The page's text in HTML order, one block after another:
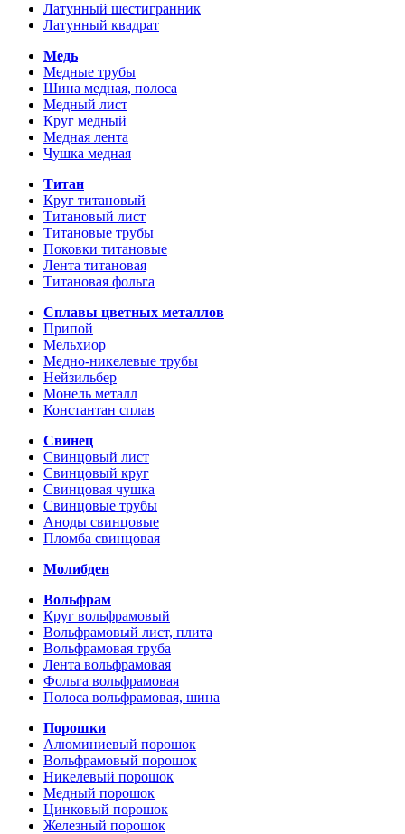
Латунный шестигранник
Латунный квадрат
Медь
Медные трубы
Шина медная, полоса
Медный лист
Круг медный
Медная лента
Чушка медная
Титан
Круг титановый
Титановый лист
Титановые трубы
Поковки титановые
Лента титановая
Титановая фольга
Сплавы цветных металлов
Припой
Мельхиор
Медно-никелевые трубы
Нейзильбер
Монель металл
Константан сплав
Свинец
Свинцовый лист
Свинцовый круг
Свинцовая чушка
Свинцовые трубы
Аноды свинцовые
Пломба свинцовая
Молибден
Вольфрам
Круг вольфрамовый
Вольфрамовый лист, плита
Вольфрамовая труба
Лента вольфрамовая
Фольга вольфрамовая
Полоса вольфрамовая, шина
Порошки
Алюминиевый порошок
Вольфрамовый порошок
Никелевый порошок
Медный порошок
Цинковый порошок
Железный порошок